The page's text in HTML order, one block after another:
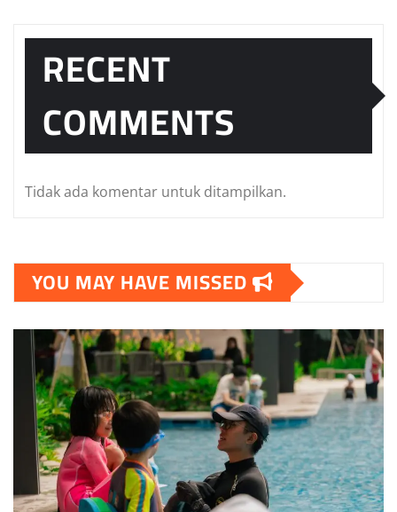
RECENT
COMMENTS
Tidak ada komentar untuk ditampilkan.
YOU MAY HAVE MISSED